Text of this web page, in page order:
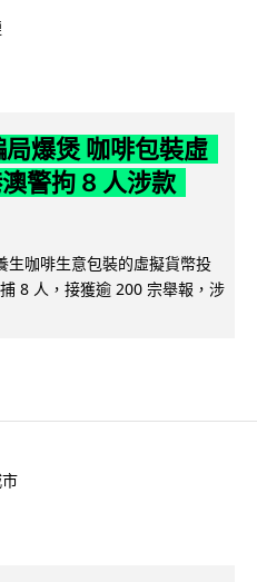
爆煲 咖啡包裝虛
警拘 8 人涉款
生咖啡生意包裝的虛擬貨幣投
8 人，接獲逾 200 宗舉報，涉